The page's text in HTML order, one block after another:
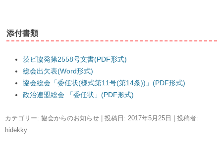
添付書類
茨ビ協発第2558号文書(PDF形式)
総会出欠表(Word形式)
協会総会「委任状(様式第11号(第14条))」(PDF形式)
政治連盟総会 「委任状」(PDF形式)
カテゴリー: 協会からのお知らせ | 投稿日: 2017年5月25日
投稿者:
hidekky